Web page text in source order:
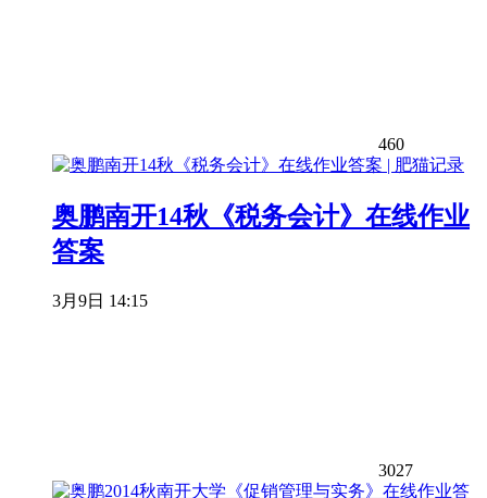
460
奥鹏南开14秋《税务会计》在线作业
答案
3月9日 14:15
3027